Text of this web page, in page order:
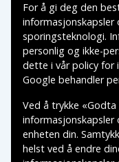
Betalingsalternativer
For å gi deg den
informasjonskapsler
sporingsteknologi.
personlig og ikke-
dette i vårpolicy for
Google behandler
Ved å trykke
informasjonskapsler
enheten din.
helst ved å endre